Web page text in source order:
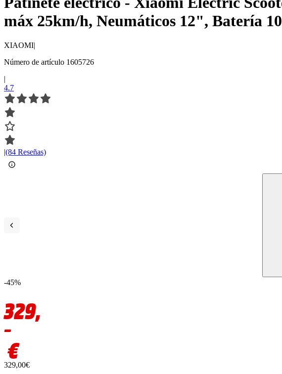
máx 25km/h, Neumáticos 12", Batería
XIAOMI|
Número de artículo 1605726
|
4.7
|(84 Reseñas)
-45%
329,
–
€
329,00€